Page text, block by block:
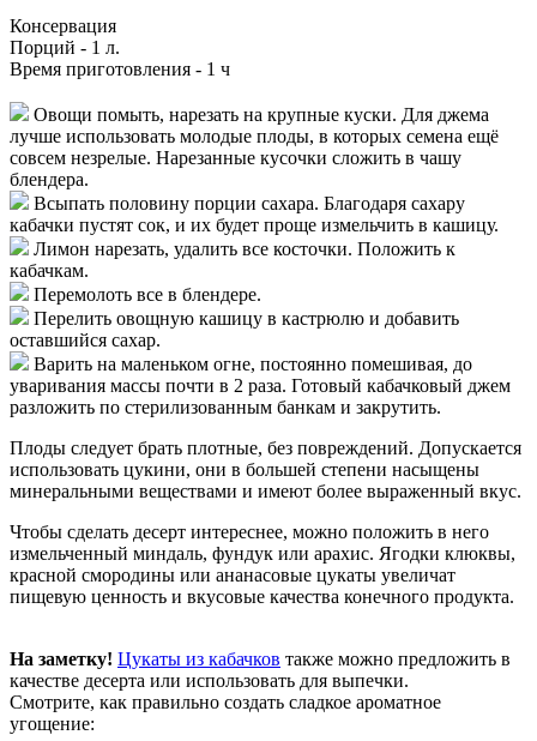
Консервация
Порций - 1 л.
Время приготовления - 1 ч
Овощи помыть, нарезать на крупные куски. Для джема
лучше использовать молодые плоды, в которых семена ещё
совсем незрелые. Нарезанные кусочки сложить в чашу
блендера.
Всыпать половину порции сахара. Благодаря сахару
кабачки пустят сок, и их будет проще измельчить в кашицу.
Лимон нарезать, удалить все косточки. Положить к
кабачкам.
Перемолоть все в блендере.
Перелить овощную кашицу в кастрюлю и добавить
оставшийся сахар.
Варить на маленьком огне, постоянно помешивая, до
уваривания массы почти в 2 раза. Готовый кабачковый джем
разложить по стерилизованным банкам и закрутить.
Плоды следует брать плотные, без повреждений. Допускается
использовать цукини, они в большей степени насыщены
минеральными веществами и имеют более выраженный вкус.
Чтобы сделать десерт интереснее, можно положить в него
измельченный миндаль, фундук или арахис. Ягодки клюквы,
красной смородины или ананасовые цукаты увеличат
пищевую ценность и вкусовые качества конечного продукта.
На заметку! Цукаты из кабачков также можно предложить в
качестве десерта или использовать для выпечки.
Смотрите, как правильно создать сладкое ароматное
угощение: